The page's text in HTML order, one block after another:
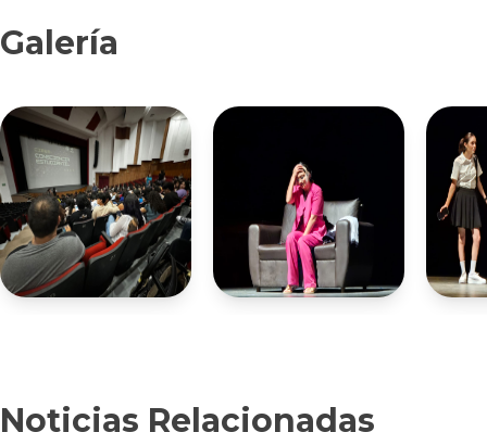
Galería
Noticias Relacionadas